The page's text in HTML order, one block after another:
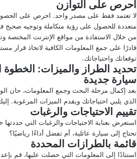
احرص على التوازن
لا تعتمد فقط على مصدر واحد. احرص على
متعددة للحصول على رؤية متكاملة وتوجيه صحيح
من خلال الاستفادة من مواقع الإنترنت المختصة
قادرًا على جمع المعلومات الكافية لاتخاذ قرار
توقعاتك واحتياجاتك.
تحديد الطراز والميزات:
سيارة جديدة
بعد إكمال مرحلة البحث وجمع المعلومات، حان
الذي يلبي احتياجاتك ويقدم الميزات المرغوبة.
تقييم الاحتياجات والرغبات
استعرض بعناية الاحتياجات والرغبات التي
تحتاج إلى سيارة عائلية، أم تفضل أداءًا رياضيًا؟
قائمة بالطرازات المحددة
استنادًا إلى المعلومات التي حصلت عليها، قم